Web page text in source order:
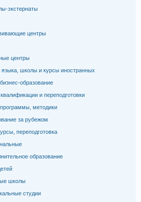
экстернаты
центры
центры
языка, школы и курсы иностранных
образование
и переподготовки
методики
за рубежом
переподготовка
образование
школы
студии